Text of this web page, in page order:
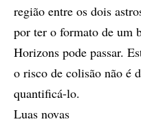
região entre os dois
por ter o formato de um
Horizons pode passar.
o risco de colisão não é
quantificá-lo.
Luas novas